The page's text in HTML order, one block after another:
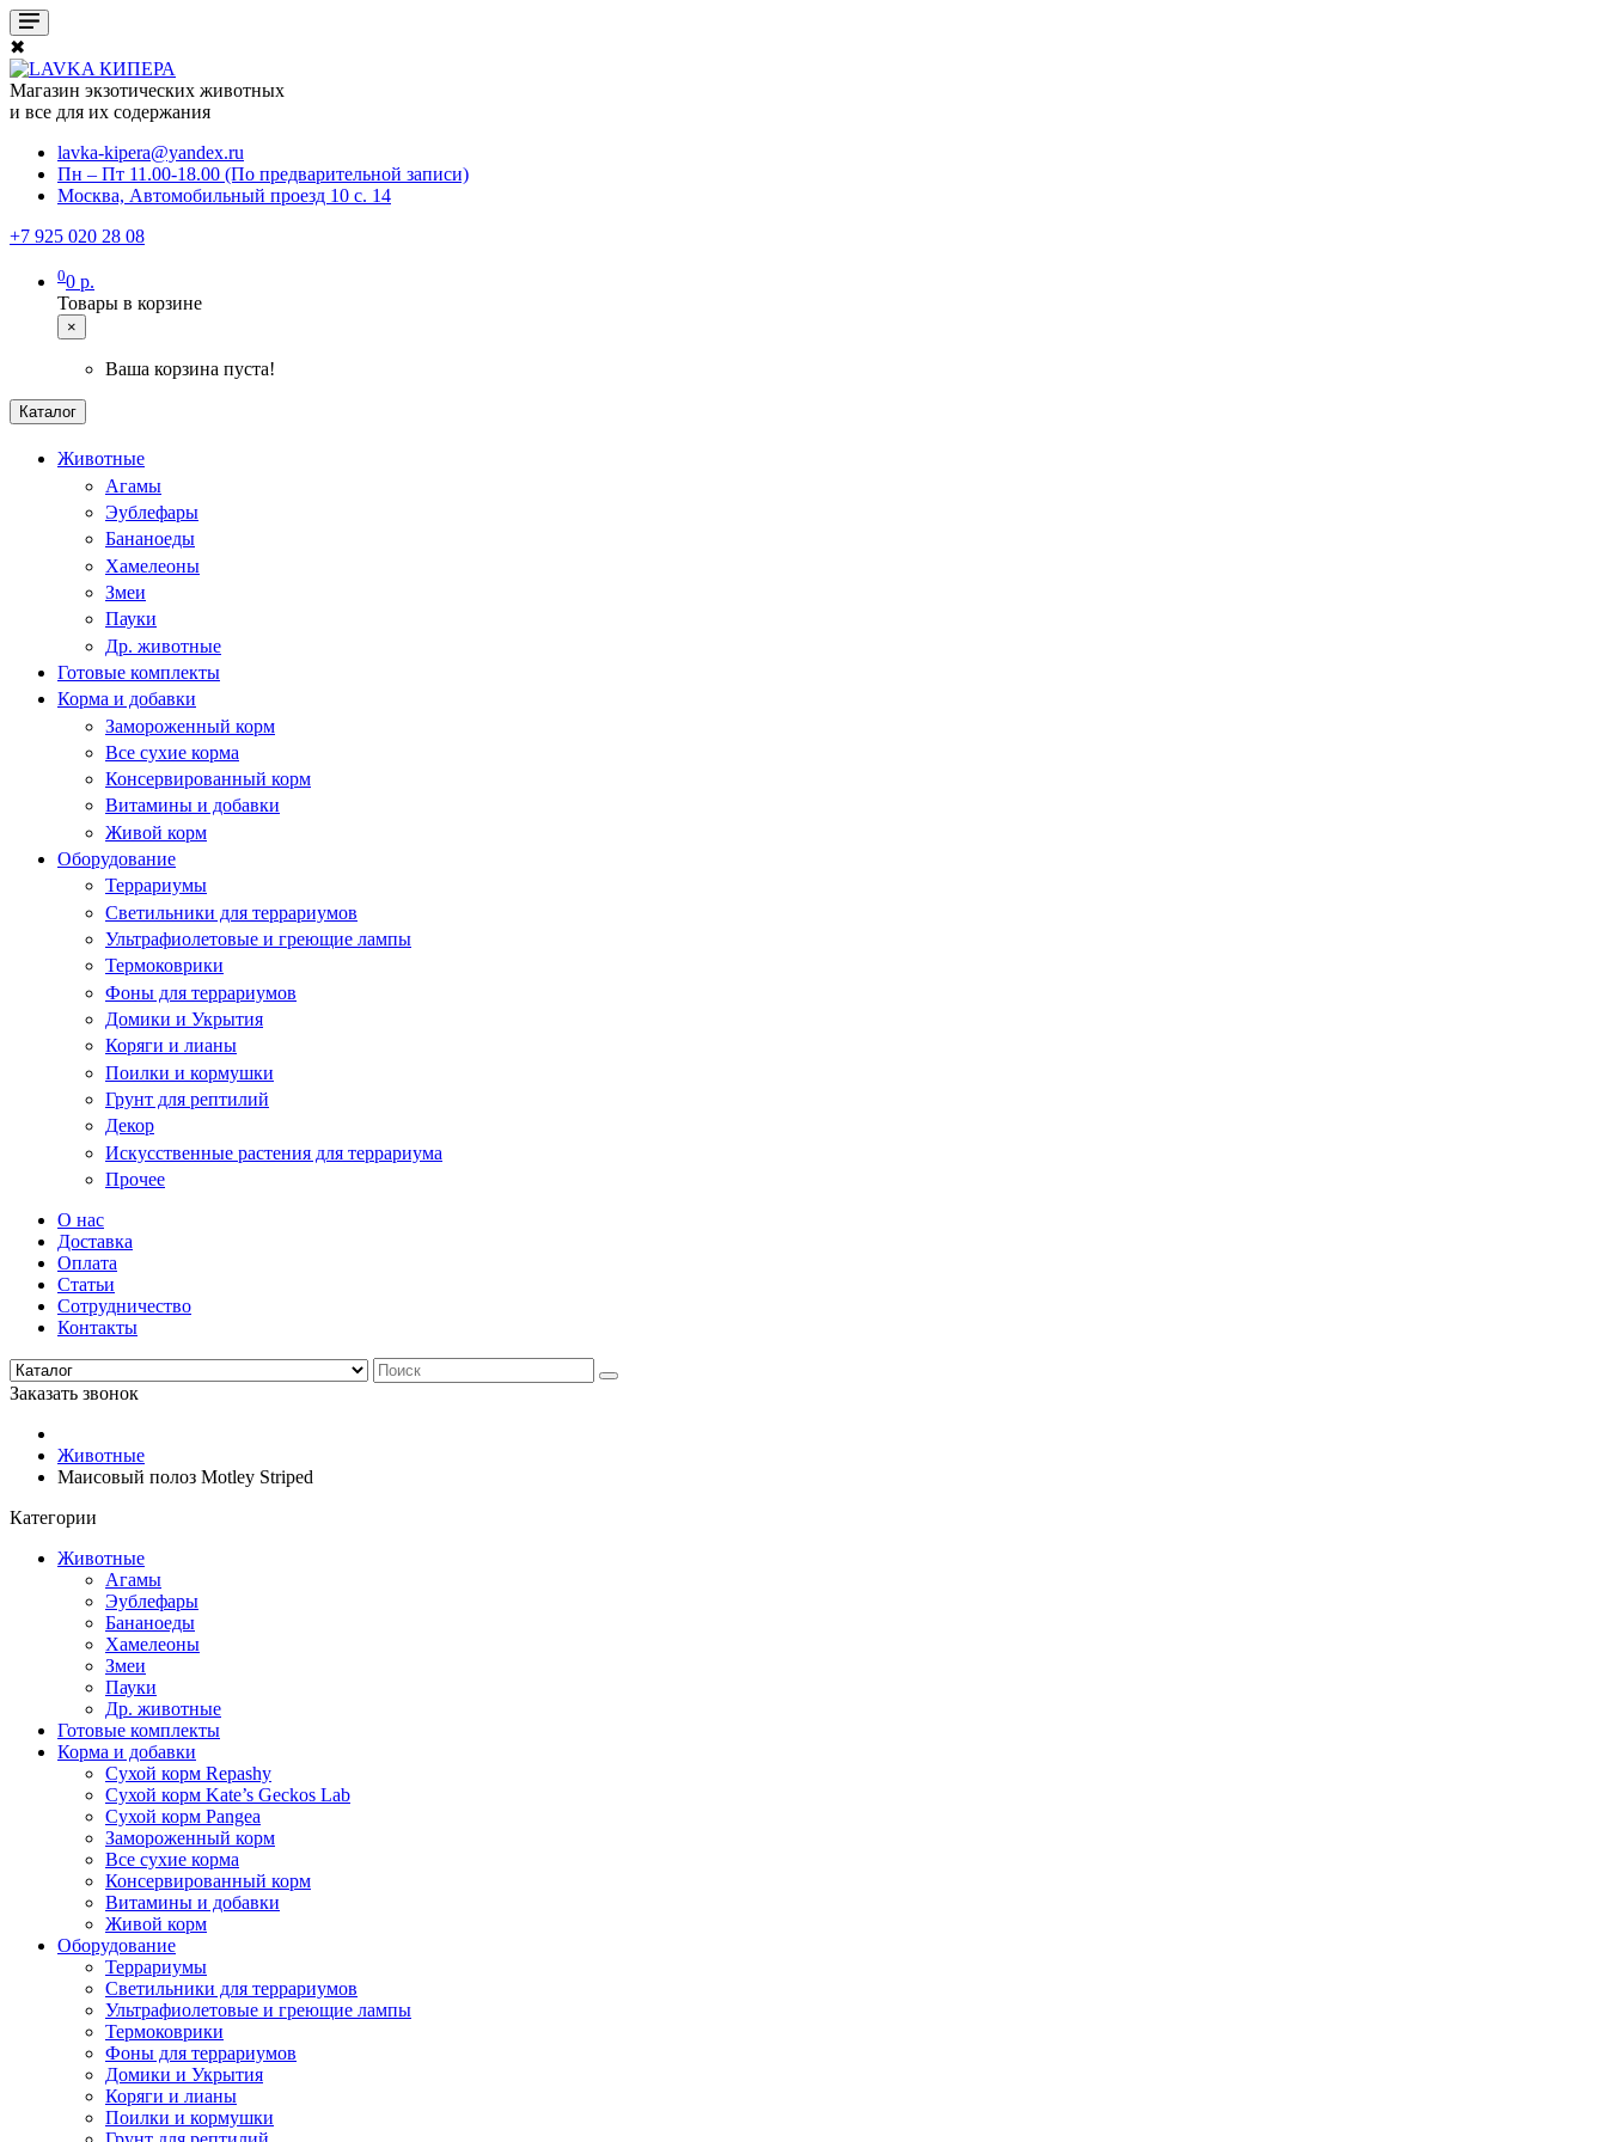
✖
Магазин экзотических животных
и все для их содержания
lavka-kipera@yandex.ru
Пн – Пт 11.00-18.00 (По предварительной записи)
Москва, Автомобильный проезд 10 с. 14
+7 925 020 28 08
00 р.
Товары в корзине
×
Ваша корзина пуста!
Каталог
Животные
Агамы
Эублефары
Бананоеды
Хамелеоны
Змеи
Пауки
Др. животные
Готовые комплекты
Корма и добавки
Замороженный корм
Все сухие корма
Консервированный корм
Витамины и добавки
Живой корм
Оборудование
Террариумы
Светильники для террариумов
Ультрафиолетовые и греющие лампы
Термоковрики
Фоны для террариумов
Домики и Укрытия
Коряги и лианы
Поилки и кормушки
Грунт для рептилий
Декор
Искусственные растения для террариума
Прочее
О нас
Доставка
Оплата
Статьи
Сотрудничество
Контакты
Заказать звонок
Животные
Маисовый полоз Motley Striped
Категории
Животные
Агамы
Эублефары
Бананоеды
Хамелеоны
Змеи
Пауки
Др. животные
Готовые комплекты
Корма и добавки
Сухой корм Repashy
Сухой корм Kate’s Geckos Lab
Сухой корм Pangea
Замороженный корм
Все сухие корма
Консервированный корм
Витамины и добавки
Живой корм
Оборудование
Террариумы
Светильники для террариумов
Ультрафиолетовые и греющие лампы
Термоковрики
Фоны для террариумов
Домики и Укрытия
Коряги и лианы
Поилки и кормушки